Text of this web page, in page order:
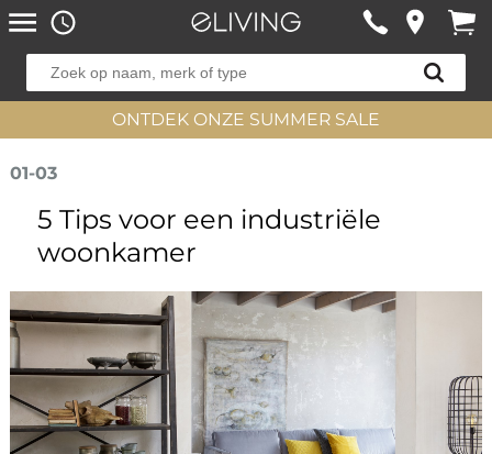
ONTDEK ONZE SUMMER SALE
01-03
5 Tips voor een industriële
woonkamer